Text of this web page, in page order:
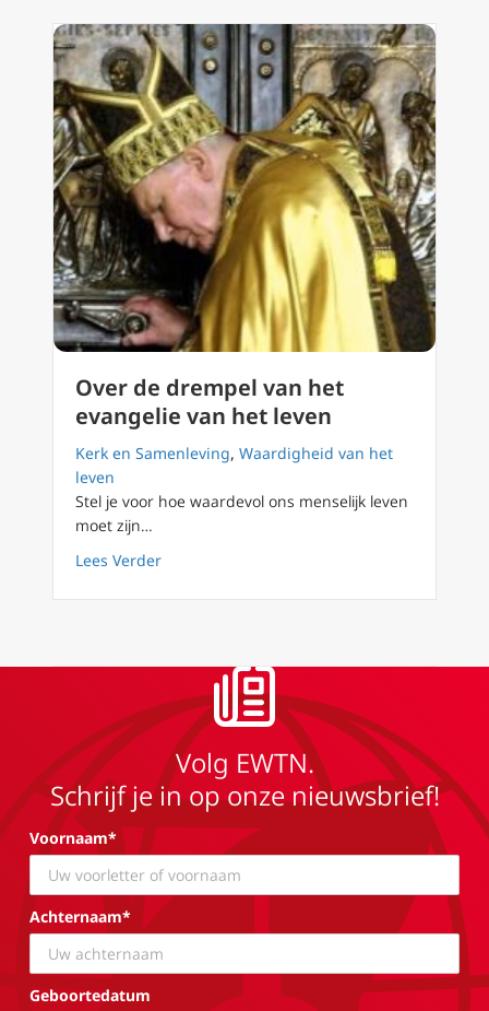
Over de drempel van het
evangelie van het leven
Kerk en Samenleving, Waardigheid van het
leven
Stel je voor hoe waardevol ons menselijk leven
moet zijn…
Lees Verderabout Over de drempel van het evangelie
Volg EWTN.
Schrijf je in op onze nieuwsbrief!
Voornaam*
Achternaam*
Geboortedatum